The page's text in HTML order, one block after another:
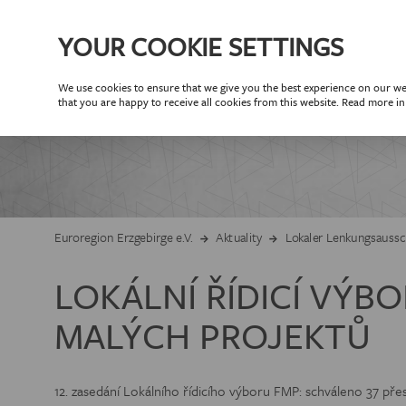
O
CÍLE
VÝROČNÍ
ORGANIZAČNÍ
Euroregion Erzgebirge e.V. Aktuality Lokaler
LOKÁLNÍ ŘÍDICÍ
MALÝCH PROJEKTŮ
12. zasedání Lokálního řídicího výboru FMP: schváleno 37
YOUR COOKIE SETTINGS
We use cookies to ensure that we give you the best experience on our
that you are happy to receive all cookies from this website. Read more